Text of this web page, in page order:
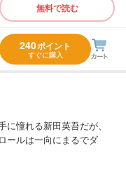
無料で読む
240ポイント
すぐに購入
憧れる新田英吾だが、
ールは一向にまるでダ